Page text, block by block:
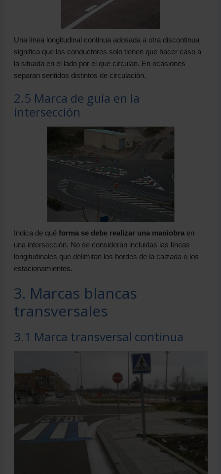
Una línea longitudinal continua adosada a otra discontinua
significa que los conductores solo tienen que hacer caso a
la situada en el lado por el que circulan. En ocasiones
separan sentidos distintos de circulación.
2.5 Marca de guía en la
intersección
Indica de qué forma se debe realizar una maniobraen
una intersección. No se consideran incluidas las líneas
longitudinales que delimitan los bordes de la calzada o los
estacionamientos.
3. Marcas blancas
transversales
3.1 Marca transversal continua